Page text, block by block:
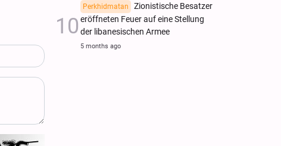
Perkhidmatan
Zionistische Besatzer
eröffneten Feuer auf eine Stellung
der libanesischen Armee
5 months ago